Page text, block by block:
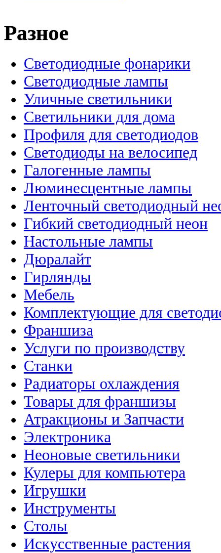
Разное
Светодиодные фонарики
Светодиодные лампы
Уличные светильники
Светильники для дома
Профиля для светодиодов
Светодиоды на велосипед
Галогенные лампы
Люминесцентные лампы
Ленточный светодиодный
Гибкий светодиодный неон
Настольные лампы
Дюралайт
Гирлянды
Мебель
Комплектующие для
Франшиза
Услуги по производству
Станки
Радиаторы охлаждения
Товары для франшизы
Атракционы и Запчасти
Электроника
Неоновые светильники
Кулеры для компьютера
Игрушки
Инструменты
Столы
Искусственные растения